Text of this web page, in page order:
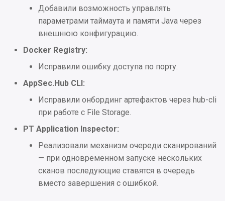
Улучшения
Исправления
Проблемы безопасности
Улучшения
Добавили возможность управлять
параметрами таймаута и памяти Java через
внешнюю конфигурацию.
Docker Registry:
Исправили ошибку доступа по порту.
AppSec.Hub CLI:
Исправили онбординг артефактов через hub-cli
при работе с File Storage.
PT Application Inspector:
Реализовали механизм очереди сканирований
— при одновременном запуске нескольких
сканов последующие ставятся в очередь
вместо завершения с ошибкой.